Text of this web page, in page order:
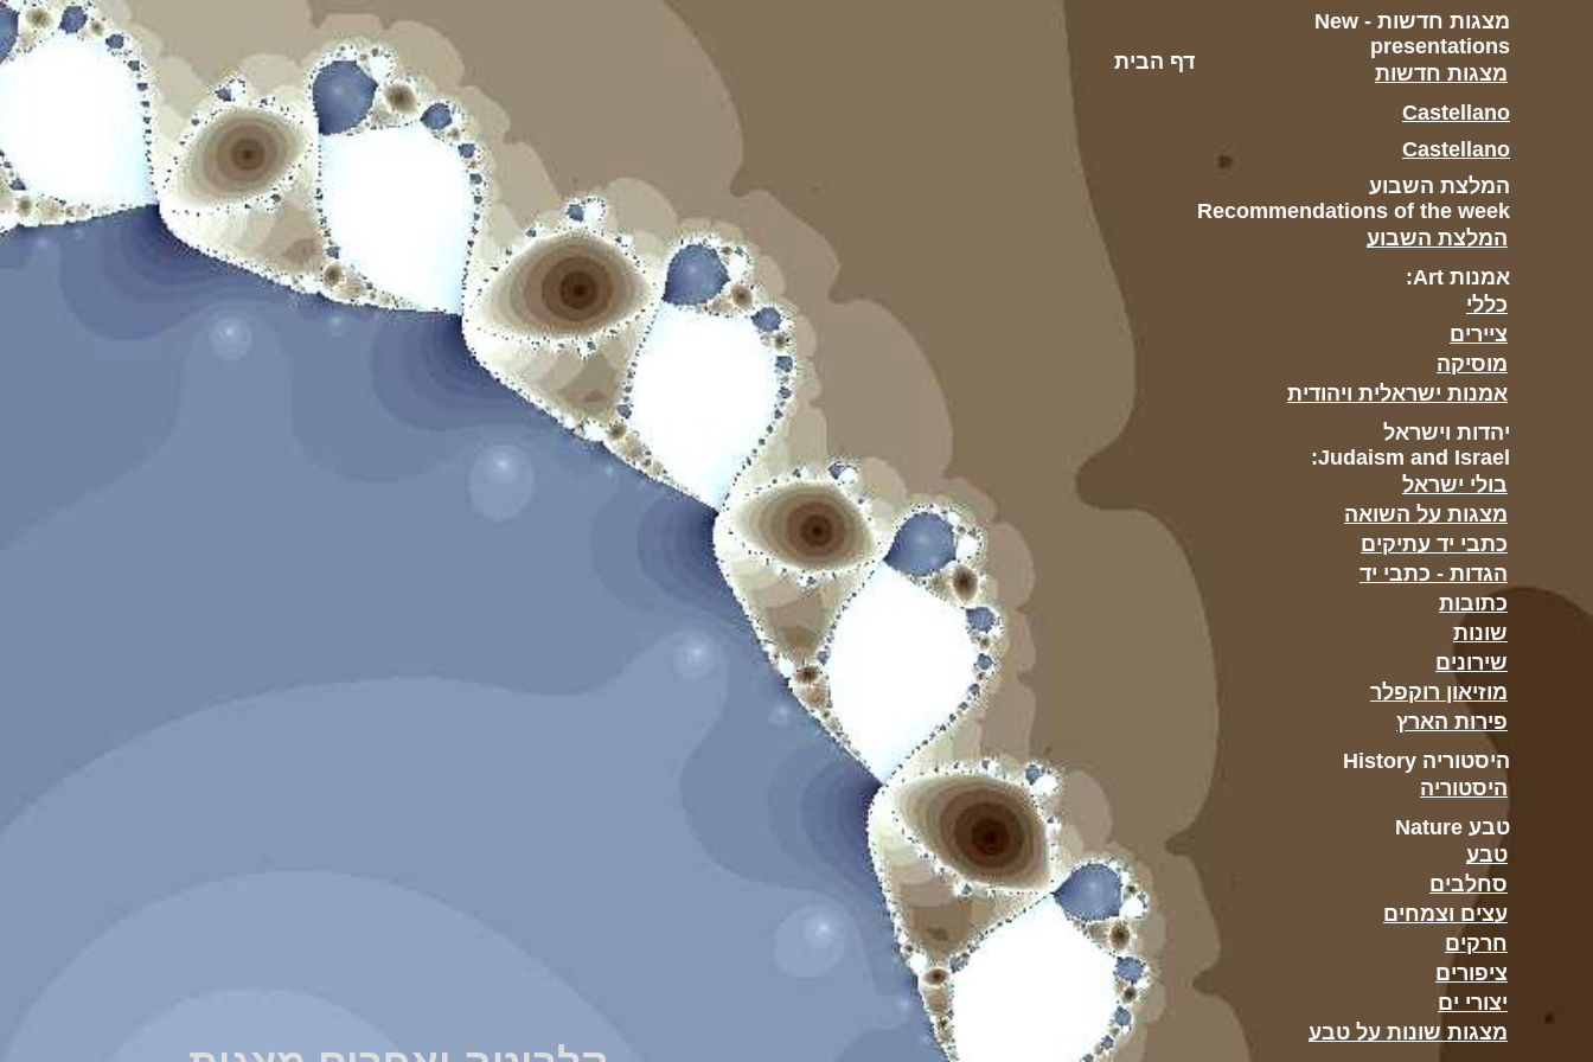
מצגות חדשות - New
presentations
מצגות חדשות
Castellano
Castellano
המלצת השבוע
Recommendations of the week
המלצת השבוע
אמנות Art:
כללי
ציירים
מוסיקה
אמנות ישראלית ויהודית
יהדות וישראל
Judaism and Israel:
בולי ישראל
מצגות על השואה
כתבי יד עתיקים
הגדות - כתבי יד
כתובות
שונות
שירונים
מוזיאון רוקפלר
פירות הארץ
היסטוריה History
היסטוריה
טבע Nature
טבע
סחלבים
עצים וצמחים
חרקים
ציפורים
יצורי ים
מצגות שונות על טבע
דף הבית